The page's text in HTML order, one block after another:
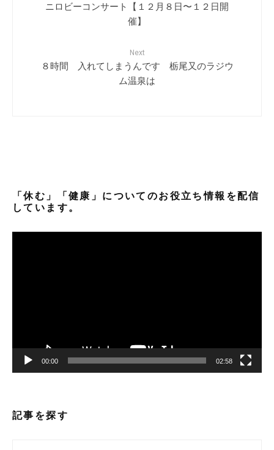
ニロビーコンサート【１２月８日〜１２日開
催】
Next
８時間 入れてしまうんです 栃尾又のラジウ
ム温泉は
「休む」「健康」についてのお役立ち情報を配信
しています。
00:00 02:58
記事を探す